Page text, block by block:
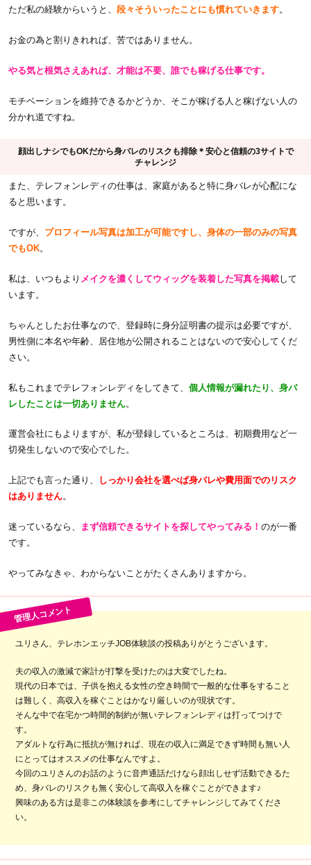
ただ私の経験からいうと、 段々そういったことにも慣れていきます。
お金の為と割りきれれば、苦ではありません。
やる気と根気さえあれば、才能は不要、誰でも稼げる仕事です。
モチベーションを維持できるかどうか、そこが稼げる人と稼げない人の
分かれ道ですね。
顔出しナシでもOKだから身バレのリスクも排除＊安心と信頼の3サイトで
チャレンジ
また、テレフォンレディの仕事は、家庭があると特に身バレが心配にな
ると思います。
ですが、 プロフィール写真は加工が可能ですし、身体の一部のみの写真
でもOK。
私は、いつもより メイクを濃くしてウィッグを装着した写真を掲載して
います。
ちゃんとしたお仕事なので、登録時に身分証明書の提示は必要ですが、
男性側に本名や年齢、居住地が公開されることはないので安心してくだ
さい。
私もこれまでテレフォンレディをしてきて、 個人情報が漏れたり、身バ
レしたことは一切ありません。
運営会社にもよりますが、私が登録しているところは、初期費用など一
切発生しないので安心でした。
上記でも言った通り、
しっかり会社を選べば身バレや費用面でのリスク
はありません。
迷っているなら、 まず信頼できるサイトを探してやってみる！ のが一番
です。
やってみなきゃ、わからないことがたくさんありますから。
ユリさん、テレホンエッチJOB体験談の投稿ありがとうございます。
夫の収入の激減で家計が打撃を受けたのは大変でしたね。
現代の日本では、子供を抱える女性の空き時間で一般的な仕事をすること
は難しく、高収入を稼ぐことはかなり厳しいのが現状です。
そんな中で在宅かつ時間的制約が無いテレフォンレディは打ってつけで
す。
アダルトな行為に抵抗が無ければ、現在の収入に満足できず時間も無い人
にとってはオススメの仕事なんですよ。
今回のユリさんのお話のように音声通話だけなら顔出しせず活動できるた
め、身バレのリスクも無く安心して高収入を稼ぐことができます♪
興味のある方は是非この体験談を参考にしてチャレンジしてみてくださ
い。